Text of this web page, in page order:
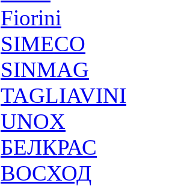
Fiorini
SIMECO
SINMAG
TAGLIAVINI
UNOX
БЕЛКРАС
ВОСХОД